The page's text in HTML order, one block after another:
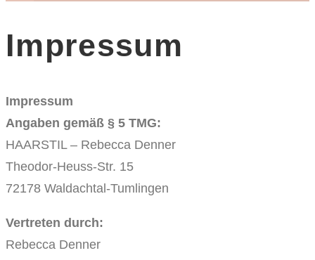
Impressum
Impressum
Angaben gemäß § 5 TMG:
HAARSTIL – Rebecca Denner
Theodor-Heuss-Str. 15
72178 Waldachtal-Tumlingen
Vertreten durch:
Rebecca Denner